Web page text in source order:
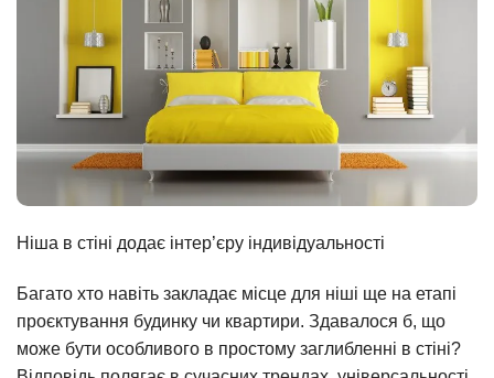
Ніша в стіні додає інтер’єру індивідуальності
Багато хто навіть закладає місце для ніші ще на етапі
проєктування будинку чи квартири. Здавалося б, що
може бути особливого в простому заглибленні в стіні?